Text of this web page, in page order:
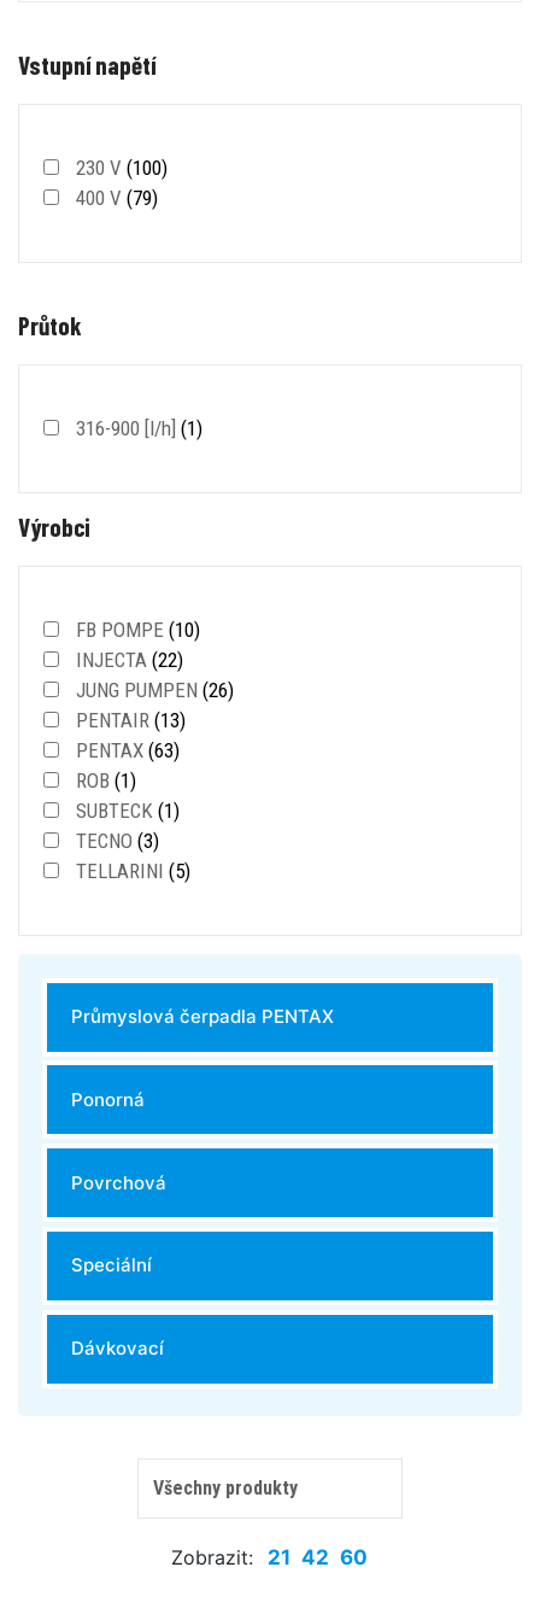
Vstupní napětí
230 V (100)
400 V (79)
Průtok
316-900 [l/h] (1)
Výrobci
FB POMPE (10)
INJECTA (22)
JUNG PUMPEN (26)
PENTAIR (13)
PENTAX (63)
ROB (1)
SUBTECK (1)
TECNO (3)
TELLARINI (5)
Průmyslová čerpadla PENTAX
Ponorná
Povrchová
Speciální
Dávkovací
Zobrazit: 21 42 60